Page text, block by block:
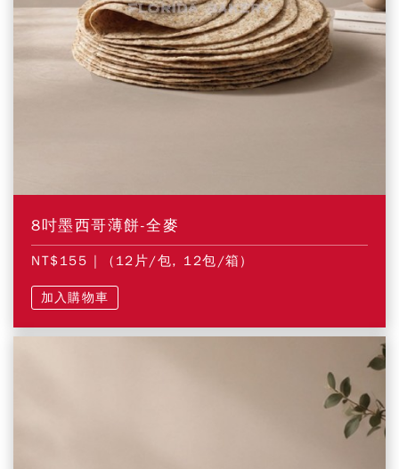
8吋墨西哥薄餅-全麥
NT$155 | (12片/包, 12包/箱)
加入購物車